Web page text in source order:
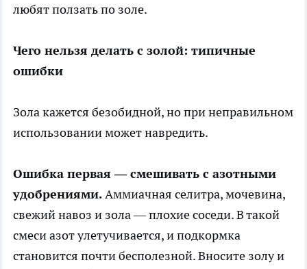
любят ползать по золе.
Чего нельзя делать с золой: типичные
ошибки
Зола кажется безобидной, но при неправильном
использовании может навредить.
Ошибка первая — смешивать с азотными
удобрениями.Аммиачная селитра, мочевина,
свежий навоз и зола — плохие соседи. В такой
смеси азот улетучивается, и подкормка
становится почти бесполезной. Вносите золу и